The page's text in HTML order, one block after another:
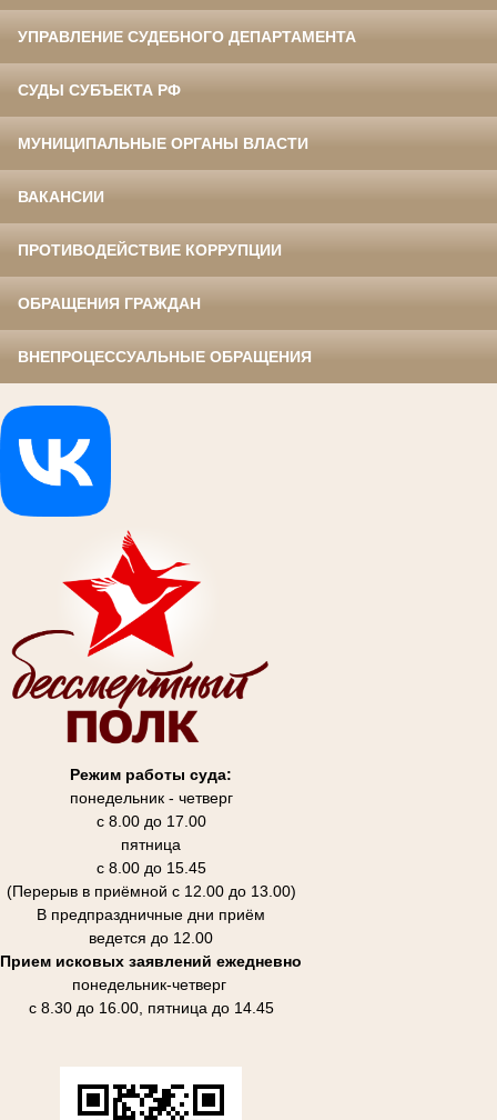
УПРАВЛЕНИЕ СУДЕБНОГО ДЕПАРТАМЕНТА
СУДЫ СУБЪЕКТА РФ
МУНИЦИПАЛЬНЫЕ ОРГАНЫ ВЛАСТИ
ВАКАНСИИ
ПРОТИВОДЕЙСТВИЕ КОРРУПЦИИ
ОБРАЩЕНИЯ ГРАЖДАН
ВНЕПРОЦЕССУАЛЬНЫЕ ОБРАЩЕНИЯ
Режим работы суда:
понедельник - четверг
с 8.00 до 17.00
пятница
с 8.00 до 15.45
(Перерыв в приёмной с 12.00 до 13.00)
В предпраздничные дни приём
ведется до 12.00
Прием исковых заявлений ежедневно
понедельник-четверг
с 8.30 до 16.00, пятница до 14.45